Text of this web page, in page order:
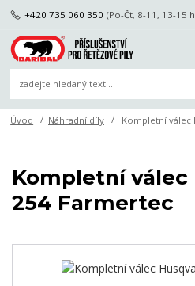
+420 735 060 350 (Po-Čt, 8-11, 13-15
Úvod Náhradní díly Kompletní válec
Kompletní válec
254 Farmertec